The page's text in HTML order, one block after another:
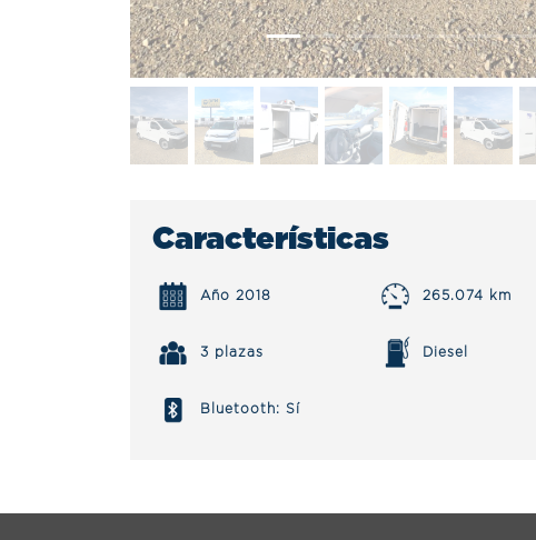
Características
Año 2018 265.074 km
3 plazas Diesel
Bluetooth: Sí